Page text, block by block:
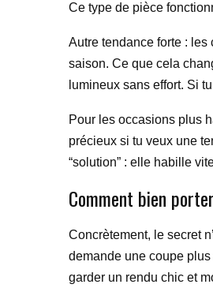
Ce type de pièce
Autre tendance forte :
saison. Ce que cela
lumineux sans effort. Si
Pour les occasions plus
précieux si tu veux une
“solution” : elle habille
Comment bien
Concrètement, le secret
demande une coupe
garder un rendu chic et